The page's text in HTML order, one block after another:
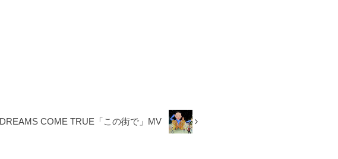
DREAMS COME TRUE「この街で」MV